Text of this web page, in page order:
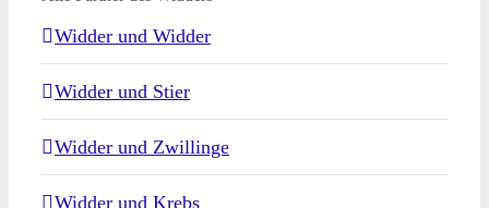
Widder und Widder
Widder und Stier
Widder und Zwillinge
Widder und Krebs